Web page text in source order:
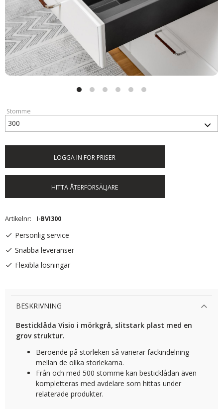
Stomme
LOGGA IN FÖR PRISER
HITTA ÅTERFÖRSÄLJARE
Artikelnr I-BVI300
Personlig service
Snabba leveranser
Flexibla lösningar
BESKRIVNING
Besticklåda Visio i mörkgrå, slitstark plast med en
grov struktur.
Beroende på storleken så varierar fackindelning
mellan de olika storlekarna.
Från och med 500 stomme kan besticklådan även
kompletteras med avdelare som hittas under
relaterade produkter.